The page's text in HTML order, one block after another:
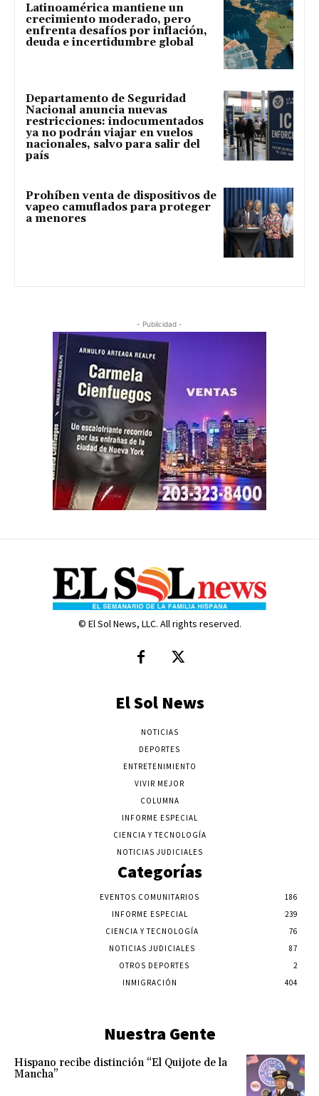
Latinoamérica mantiene un
crecimiento moderado, pero
enfrenta desafíos por inflación,
deuda e incertidumbre global
Departamento de Seguridad
Nacional anuncia nuevas
restricciones: indocumentados
ya no podrán viajar en vuelos
nacionales, salvo para salir del
país
Prohíben venta de dispositivos de
vapeo camuflados para proteger
a menores
- Publicidad -
© El Sol News, LLC. All rights reserved.
El Sol News
NOTICIAS
DEPORTES
ENTRETENIMIENTO
VIVIR MEJOR
COLUMNA
INFORME ESPECIAL
CIENCIA Y TECNOLOGÍA
NOTICIAS JUDICIALES
Categorías
EVENTOS COMUNITARIOS
186
INFORME ESPECIAL
239
CIENCIA Y TECNOLOGÍA
76
NOTICIAS JUDICIALES
87
OTROS DEPORTES
2
INMIGRACIÓN
404
Nuestra Gente
Hispano recibe distinción “El Quijote de la
Mancha”